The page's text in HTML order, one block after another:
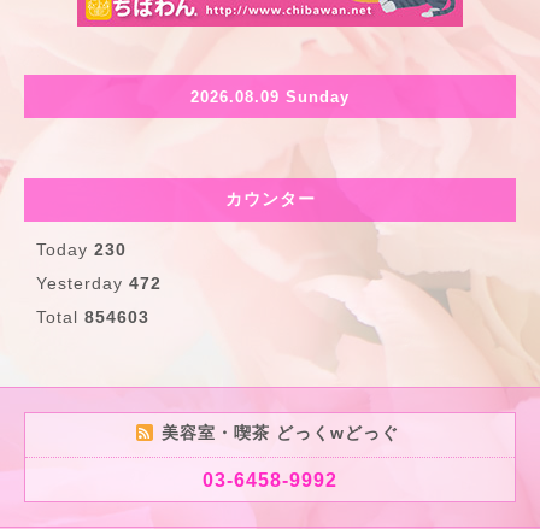
2026.08.09 Sunday
カウンター
Today 230
Yesterday 472
Total 854603
美容室・喫茶 どっくwどっぐ
03-6458-9992